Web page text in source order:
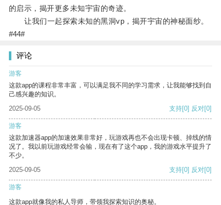
的启示，揭开更多未知宇宙的奇迹。
让我们一起探索未知的黑洞vp，揭开宇宙的神秘面纱。
#44#
评论
游客
这款app的课程非常丰富，可以满足我不同的学习需求，让我能够找到自
己感兴趣的知识。
2025-09-05
支持[0] 反对[0]
游客
这款加速器app的加速效果非常好，玩游戏再也不会出现卡顿、掉线的情
况了。我以前玩游戏经常会输，现在有了这个app，我的游戏水平提升了
不少。
2025-09-05
支持[0] 反对[0]
游客
这款app就像我的私人导师，带领我探索知识的奥秘。